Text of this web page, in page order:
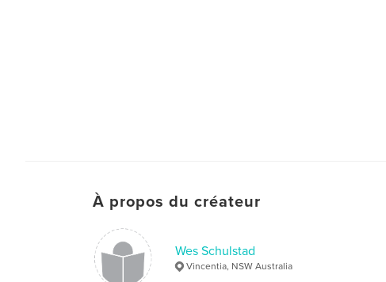
À propos du créateur
Wes Schulstad
Vincentia, NSW Australia